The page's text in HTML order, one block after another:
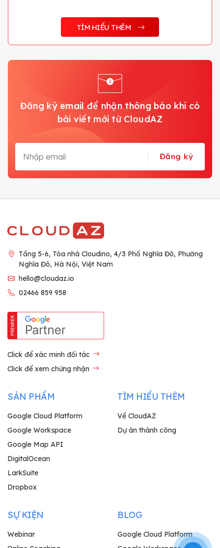
TÌM HIỂU THÊM
Đăng ký email để nhận thông báo khi có
bài viết mới từ CloudAZ
Đăng ký
Tầng 5-6, Tòa nhà Cloudino, 4/3 Phố Nghĩa Đô, Phường
Nghĩa Đô, Hà Nội, Việt Nam
hello@cloudaz.io
02466 859 958
Click để xác minh đối tác
Click để xem chứng nhận
SẢN PHẨM
Google Cloud Platform
Google Workspace
Google Map API
DigitalOcean
LarkSuite
Dropbox
TÌM HIỂU THÊM
Về CloudAZ
Dự án thành công
SỰ KIỆN
Webinar
BLOG
Google Cloud Platform